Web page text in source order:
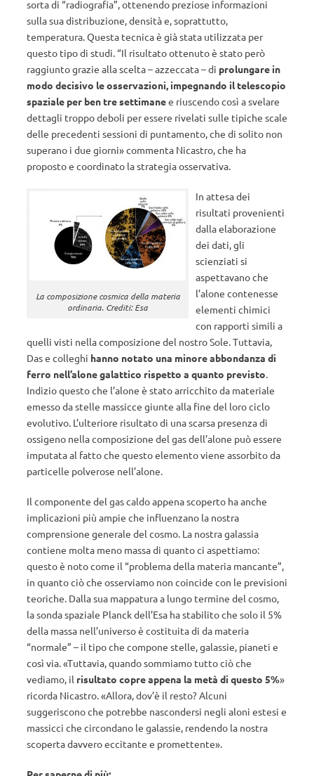
sorta di “radiografia”, ottenendo preziose informazioni
sulla sua distribuzione, densità e, soprattutto,
temperatura. Questa tecnica è già stata utilizzata per
questo tipo di studi. “Il risultato ottenuto è stato però
raggiunto grazie alla scelta – azzeccata – di prolungare in
modo decisivo le osservazioni, impegnando il telescopio
spaziale per ben tre settimanee riuscendo così a svelare
dettagli troppo deboli per essere rivelati sulle tipiche scale
delle precedenti sessioni di puntamento, che di solito non
superano i due giorni» commenta Nicastro, che ha
proposto e coordinato la strategia osservativa.
La composizione cosmica della materia
ordinaria. Crediti: Esa
In attesa dei
risultati provenienti
dalla elaborazione
dei dati, gli
scienziati si
aspettavano che
l’alone contenesse
elementi chimici
con rapporti simili a
quelli visti nella composizione del nostro Sole. Tuttavia,
Das e colleghi hanno notato una minore abbondanza di
ferro nell’alone galattico rispetto a quanto previsto.
Indizio questo che l’alone è stato arricchito da materiale
emesso da stelle massicce giunte alla fine del loro ciclo
evolutivo. L’ulteriore risultato di una scarsa presenza di
ossigeno nella composizione del gas dell’alone può essere
imputata al fatto che questo elemento viene assorbito da
particelle polverose nell’alone.
Il componente del gas caldo appena scoperto ha anche
implicazioni più ampie che influenzano la nostra
comprensione generale del cosmo. La nostra galassia
contiene molta meno massa di quanto ci aspettiamo:
questo è noto come il “problema della materia mancante”,
in quanto ciò che osserviamo non coincide con le previsioni
teoriche. Dalla sua mappatura a lungo termine del cosmo,
la sonda spaziale Planck dell’Esa ha stabilito che solo il 5%
della massa nell’universo è costituita di da materia
“normale” – il tipo che compone stelle, galassie, pianeti e
così via. «Tuttavia, quando sommiamo tutto ciò che
vediamo, il risultato copre appena la metà di questo 5%»
ricorda Nicastro. «Allora, dov’è il resto? Alcuni
suggeriscono che potrebbe nascondersi negli aloni estesi e
massicci che circondano le galassie, rendendo la nostra
scoperta davvero eccitante e promettente».